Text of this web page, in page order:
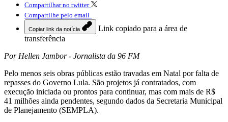
Compartilhar no twitter
Compartilhe pelo email
Copiar link da notícia
Link copiado para a área de
transferência
Por Hellen Jambor - Jornalista da 96 FM
Pelo menos seis obras públicas estão travadas em Natal por falta de
repasses do Governo Lula. São projetos já contratados, com
execução iniciada ou prontos para continuar, mas com mais de R$
41 milhões ainda pendentes, segundo dados da Secretaria Municipal
de Planejamento (SEMPLA).